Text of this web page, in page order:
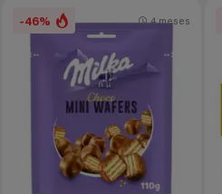
-46% 4 meses